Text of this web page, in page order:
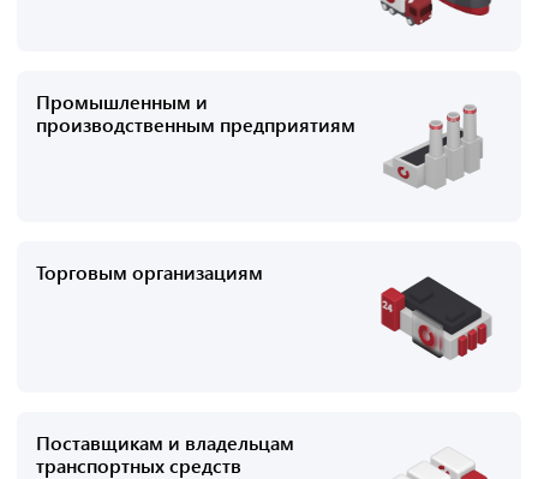
Промышленным и
производственным предприятиям
Торговым организациям
Поставщикам и владельцам
транспортных средств